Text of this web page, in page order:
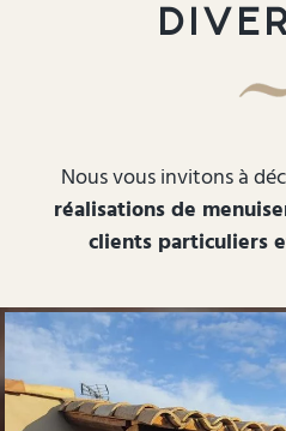
Nous vous invitons à
réalisations de
clients particuliers